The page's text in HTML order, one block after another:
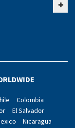
Colombia
El Salvador
Nicaragua